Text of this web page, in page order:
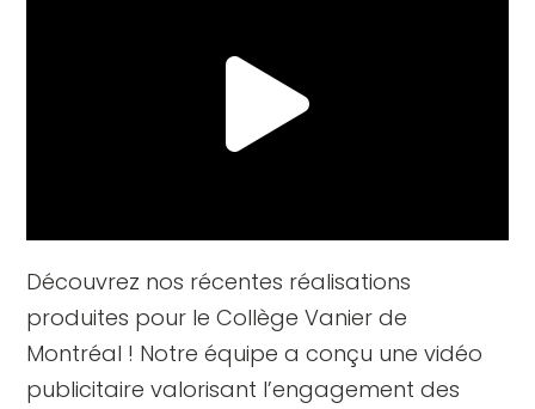
Découvrez nos récentes réalisations
produites pour le Collège Vanier de
Montréal ! Notre équipe a conçu une vidéo
publicitaire valorisant l’engagement des